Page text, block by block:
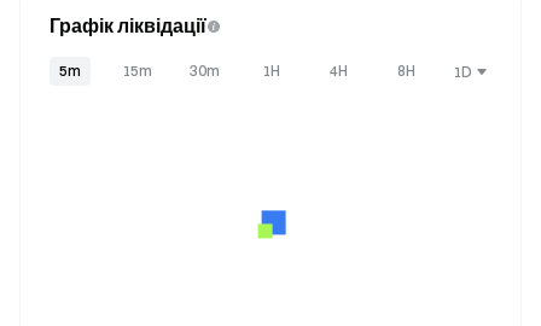
Графік ліквідації
5m 15m 30m 1H 4H 8H 1D